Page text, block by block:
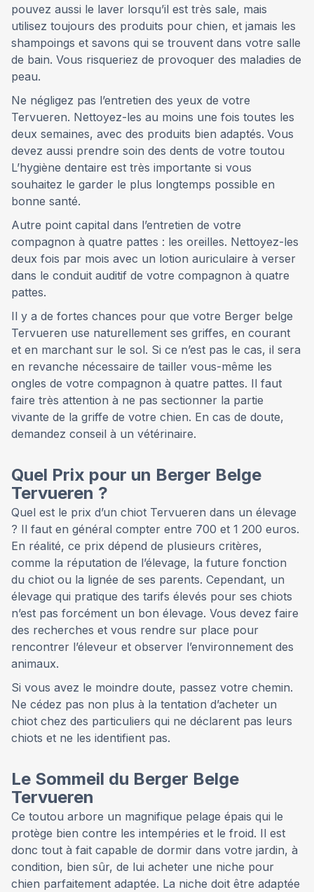
pouvez aussi le laver lorsqu’il est très sale, mais
utilisez toujours des produits pour chien, et jamais les
shampoings et savons qui se trouvent dans votre salle
de bain. Vous risqueriez de provoquer des maladies de
peau.
Ne négligez pas l’entretien des yeux de votre
Tervueren. Nettoyez-les au moins une fois toutes les
deux semaines, avec des produits bien adaptés. Vous
devez aussi prendre soin des dents de votre toutou
L’hygiène dentaire est très importante si vous
souhaitez le garder le plus longtemps possible en
bonne santé.
Autre point capital dans l’entretien de votre
compagnon à quatre pattes : les oreilles. Nettoyez-les
deux fois par mois avec un lotion auriculaire à verser
dans le conduit auditif de votre compagnon à quatre
pattes.
Il y a de fortes chances pour que votre Berger belge
Tervueren use naturellement ses griffes, en courant
et en marchant sur le sol. Si ce n’est pas le cas, il sera
en revanche nécessaire de tailler vous-même les
ongles de votre compagnon à quatre pattes. Il faut
faire très attention à ne pas sectionner la partie
vivante de la griffe de votre chien. En cas de doute,
demandez conseil à un vétérinaire.
Quel Prix pour un Berger Belge
Tervueren ?
Quel est le prix d’un chiot Tervueren dans un élevage
? Il faut en général compter entre 700 et 1 200 euros.
En réalité, ce prix dépend de plusieurs critères,
comme la réputation de l’élevage, la future fonction
du chiot ou la lignée de ses parents. Cependant, un
élevage qui pratique des tarifs élevés pour ses chiots
n’est pas forcément un bon élevage. Vous devez faire
des recherches et vous rendre sur place pour
rencontrer l’éleveur et observer l’environnement des
animaux.
Si vous avez le moindre doute, passez votre chemin.
Ne cédez pas non plus à la tentation d’acheter un
chiot chez des particuliers qui ne déclarent pas leurs
chiots et ne les identifient pas.
Le Sommeil du Berger Belge
Tervueren
Ce toutou arbore un magnifique pelage épais qui le
protège bien contre les intempéries et le froid. Il est
donc tout à fait capable de dormir dans votre jardin, à
condition, bien sûr, de lui acheter une niche pour
chien parfaitement adaptée. La niche doit être adaptée